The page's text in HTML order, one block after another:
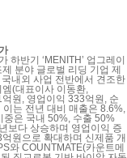
반기 ‘MENITH’ 업그레이
분야 글로벌 리딩 기업 제
내외 사업 전반에서 견조한
(대표이사 이동환,
원, 영업이익 333억원, 순
는 전년 대비 매출은 8.6%,
중은 국내 50%, 수출 50%
보다 상승하며 영업이익 증
원으로 확대하며 신제품 개
와 COUNTMATE(카운트메